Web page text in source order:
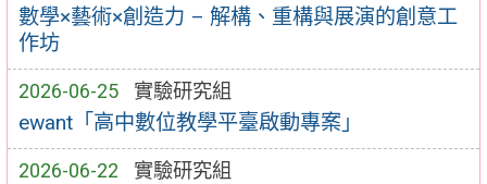
數學×藝術×創造力 – 解構、重構與展演的創意工
作坊
2026-06-25 實驗研究組
ewant「高中數位教學平臺啟動專案」
2026-06-22 實驗研究組